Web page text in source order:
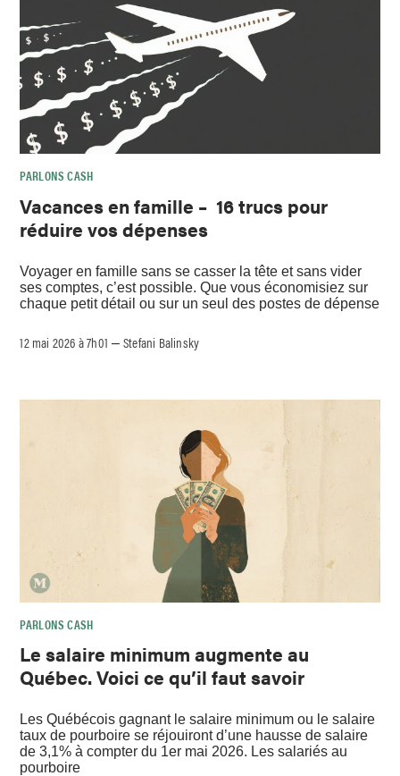
PARLONS CASH
Vacances en famille – 16 trucs pour
réduire vos dépenses
Voyager en famille sans se casser la tête et sans vider
ses comptes, c’est possible. Que vous économisiez sur
chaque petit détail ou sur un seul des postes de dépense
12 mai 2026 à 7h01 –Stefani Balinsky
PARLONS CASH
Le salaire minimum augmente au
Québec. Voici ce qu’il faut savoir
Les Québécois gagnant le salaire minimum ou le salaire
taux de pourboire se réjouiront d’une hausse de salaire
de 3,1% à compter du 1er mai 2026. Les salariés au
pourboire